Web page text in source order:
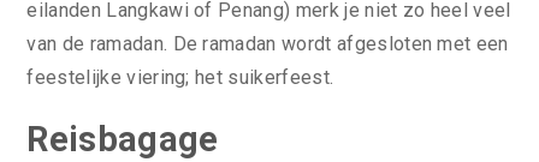
eilanden Langkawi of Penang) merk je niet zo heel veel
van de ramadan. De ramadan wordt afgesloten met een
feestelijke viering; het suikerfeest.
Reisbagage